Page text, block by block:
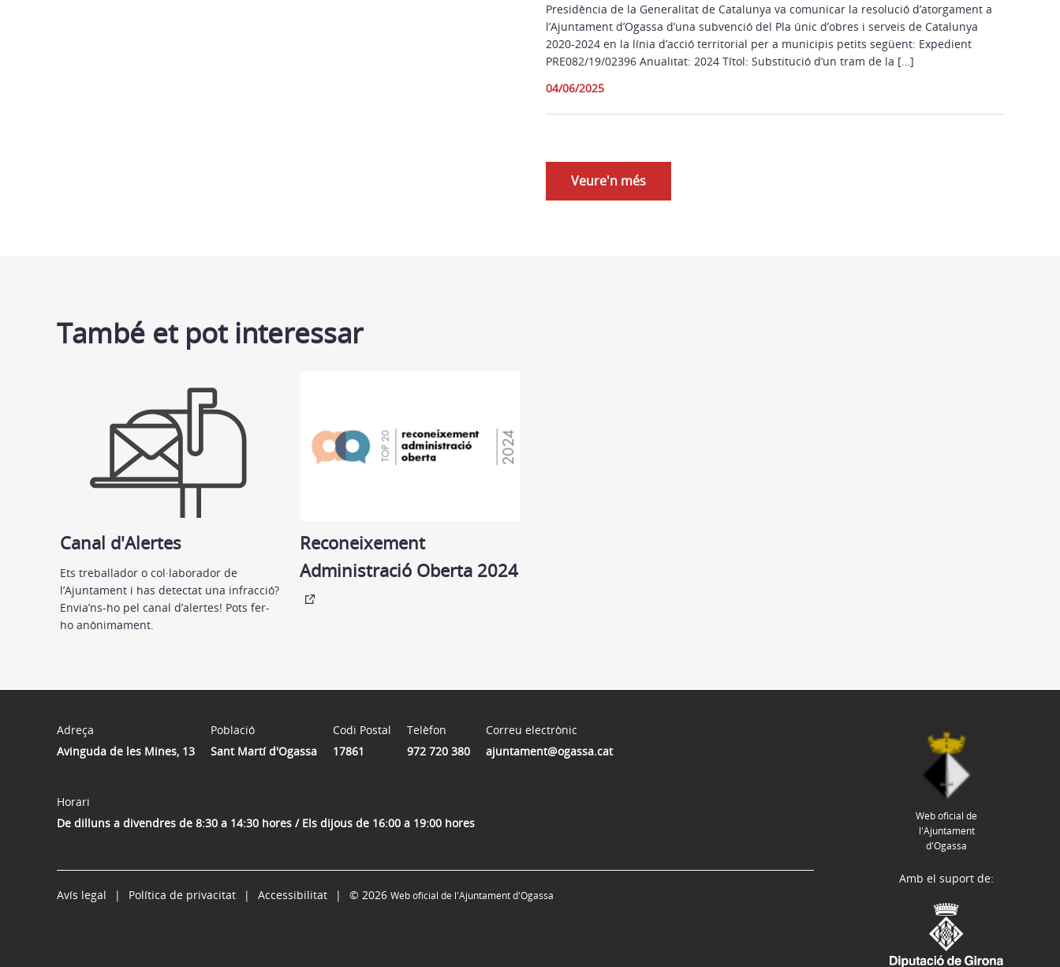
Presidència de la Generalitat de Catalunya va comunicar la resolució d’atorgament a
l’Ajuntament d’Ogassa d’una subvenció del Pla únic d’obres i serveis de Catalunya
2020-2024 en la línia d’acció territorial per a municipis petits següent: Expedient
PRE082/19/02396 Anualitat: 2024 Títol: Substitució d’un tram de la […]
04/06/2025
Veure'n més
També et pot interessar
Canal d'Alertes
Ets treballador o col·laborador de
l’Ajuntament i has detectat una infracció?
Envia’ns-ho pel canal d’alertes! Pots fer-
ho anònimament.
Reconeixement
Administració Oberta 2024
Adreça
Avinguda de les Mines, 13
Població
Sant Martí d'Ogassa
Codi Postal
17861
Telèfon
972 720 380
Correu electrònic
ajuntament@ogassa.cat
Horari
De dilluns a divendres de 8:30 a 14:30 hores / Els dijous de 16:00 a 19:00 hores
Web oficial de
l'Ajuntament
d'Ogassa
Avís legal Política de privacitat Accessibilitat © 2026 Web oficial de l'Ajuntament d'Ogassa
Amb el suport de: